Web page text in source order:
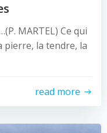
MARTEL) Ce qui
pierre, la tendre, la
read more